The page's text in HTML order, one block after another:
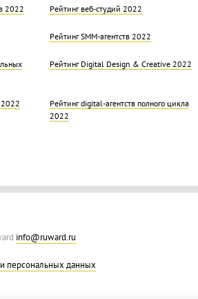
2022 Рейтинг веб-студий 2022
Рейтинг SMM-агентств 2022
Рейтинг Digital Design & Creative 2022
2022
Рейтинг digital-агентств полного цикла
2022
info@ruward.ru
персональных данных